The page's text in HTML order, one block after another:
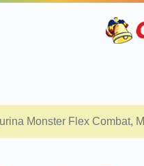
Monster Flex Combat,